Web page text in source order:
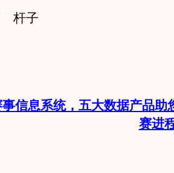
杆子
信息系统，五大数据产品助
赛进